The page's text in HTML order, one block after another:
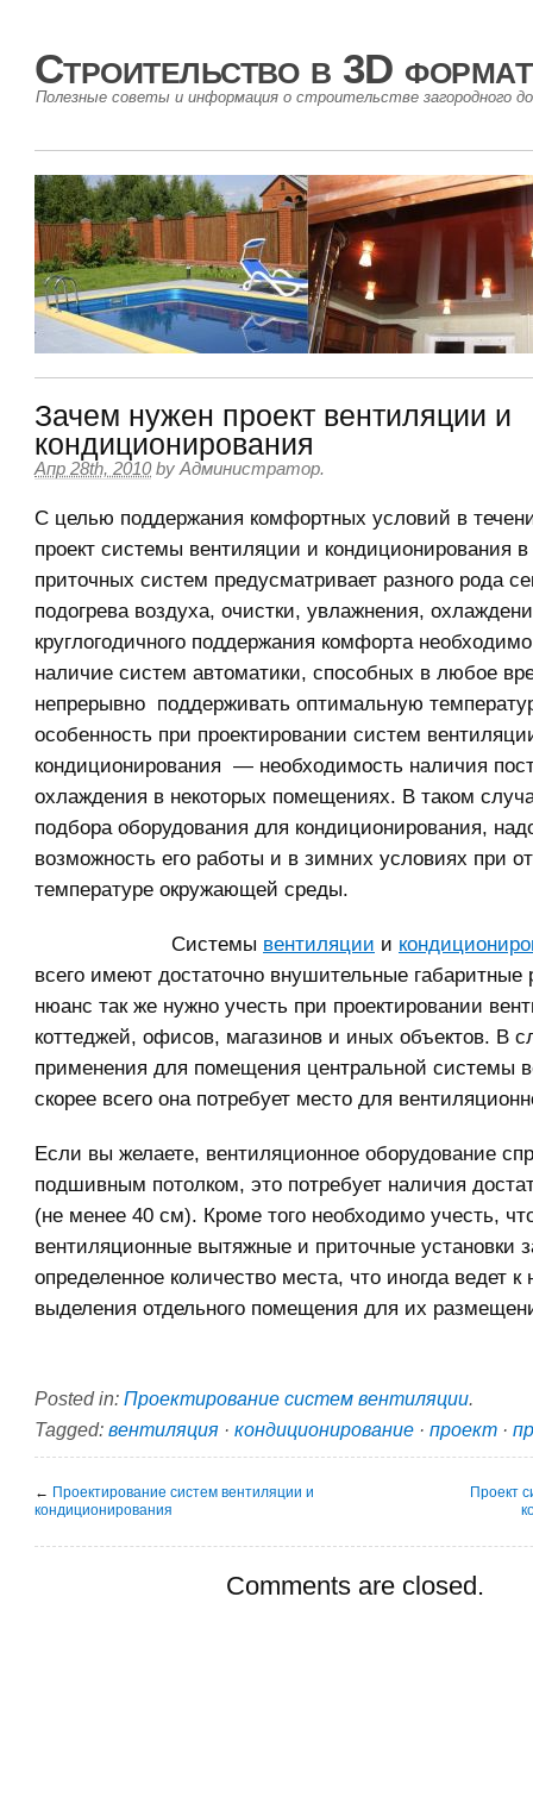
Строительство в 3D
Полезные советы и информация о строительстве загородного
Зачем нужен проект вентиляции и
кондиционирования
Апр 28th, 2010 by Администратор.
С целью поддержания комфортных условий в
проект системы вентиляции и кондиционирования в
приточных систем предусматривает разного рода
подогрева воздуха, очистки, увлажнения,
круглогодичного поддержания комфорта
наличие систем автоматики, способных в любое
непрерывно поддерживать оптимальную
особенность при проектировании систем
кондиционирования — необходимость наличия
охлаждения в некоторых помещениях. В таком
подбора оборудования для кондиционирования,
возможность его работы и в зимних условиях при
температуре окружающей среды.
Системы вентиляции и
всего имеют достаточно внушительные габаритные
нюанс так же нужно учесть при проектировании
коттеджей, офисов, магазинов и иных объектов. В
применения для помещения центральной системы
скорее всего она потребует место для
Если вы желаете, вентиляционное оборудование
подшивным потолком, это потребует наличия
(не менее 40 см). Кроме того необходимо учесть,
вентиляционные вытяжные и приточные установки
определенное количество места, что иногда ведет
выделения отдельного помещения для их
Posted in: Проектирование систем вентиляции.
Tagged: вентиляция · кондиционирование · проект ·
← Проектирование систем вентиляции и
кондиционирования
Проект
Comments are closed.